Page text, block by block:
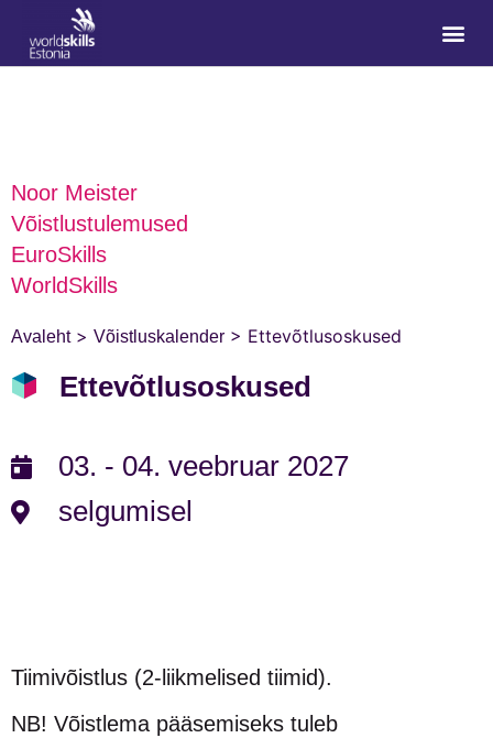
Noor Meister
Võistlustulemused
EuroSkills
WorldSkills
Avaleht> Võistluskalender > Ettevõtlusoskused
Ettevõtlusoskused
03. - 04. veebruar 2027
selgumisel
Tiimivõistlus (2-liikmelised tiimid).
NB! Võistlema pääsemiseks tuleb